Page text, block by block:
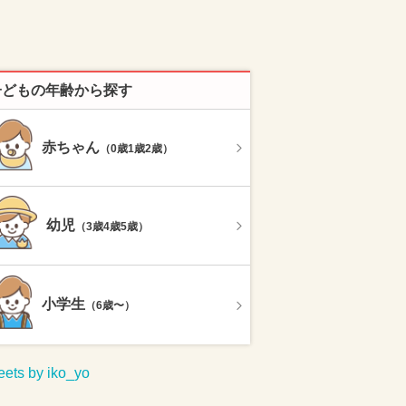
もの年齢から探す
赤ちゃん （0歳1歳2歳）
幼児 （3歳4歳5歳）
小学生 （6歳〜）
by iko_yo